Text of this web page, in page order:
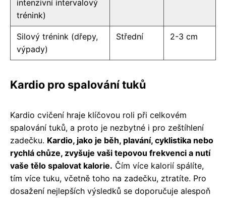
intenzivní intervalový
trénink)
Silový trénink (dřepy,
výpady)
Střední 2-3 cm
Kardio pro spalování tuků
Kardio cvičení hraje klíčovou roli při celkovém
spalování tuků, a proto je nezbytné i pro zeštíhlení
zadečku. Kardio, jako je běh, plavání, cyklistika nebo
rychlá chůze, zvyšuje vaši tepovou frekvenci a nutí
vaše tělo spalovat kalorie. Čím více kalorií spálíte,
tím více tuku, včetně toho na zadečku, ztratíte. Pro
dosažení nejlepších výsledků se doporučuje alespoň